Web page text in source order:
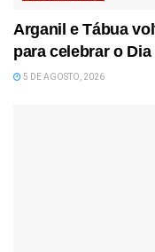
Arganil e Tábua
para celebrar o
5 DE AGOSTO, 2026